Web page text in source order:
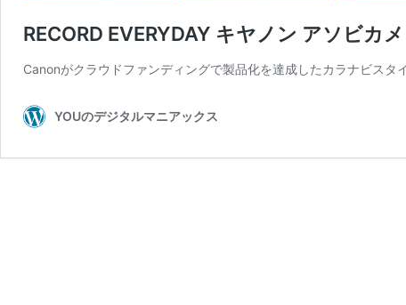
RECORD EVERYDAY キヤノン アソビカ
Canonがクラウドファンディングで製品化を達成したカラナビスタ
YOUのデジタルマニアックス